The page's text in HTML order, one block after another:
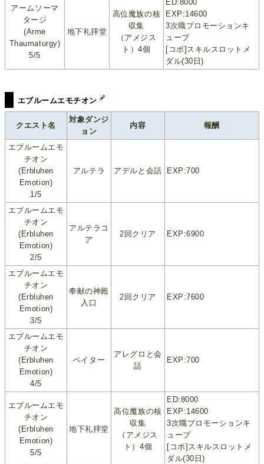
アームソーマ
タージ
(Arme
Thaumaturgy)
5/5
地下礼拝堂
高位魔族の核
収集
（アメジス
ト）4個
ED:8000
EXP:14600
3次職プロモーションキ
ューブ
[コボ]スキルスロットメ
ダル(30日)
エブルームエモチオン
クエスト名
対象ダンジ
ョン
内容 報酬
エブルームエモ
チオン
(Erbluhen
Emotion)
1/5
アルテラ アデルと会話 EXP:700
エブルームエモ
チオン
(Erbluhen
Emotion)
2/5
アルテラコ
ア
2回クリア EXP:6900
エブルームエモ
チオン
(Erbluhen
Emotion)
3/5
奉献の神殿
入口
2回クリア EXP:7600
エブルームエモ
チオン
(Erbluhen
Emotion)
4/5
ペイター
アレグロと会
話
EXP:700
エブルームエモ
チオン
(Erbluhen
Emotion)
5/5
地下礼拝堂
高位魔族の核
収集
（アメジス
ト）4個
ED:8000
EXP:14600
3次職プロモーションキ
ューブ
[コボ]スキルスロットメ
ダル(30日)